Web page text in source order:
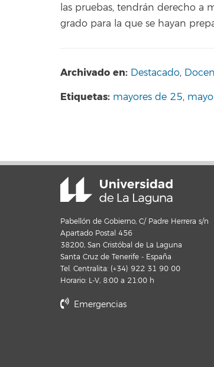
las pruebas, tendrán derecho
grado para la que se hayan
Archivado en: Destacado,
Etiquetas: mayores de 25,
Pabellón de Gobierno, C/ Padre Herrera s/n
Apartado Postal 456
38200, San Cristóbal de La Laguna
Santa Cruz de Tenerife - España
Tel. Centralita: (+34) 922 31 90 00
Horario: L-V, 8:00 a 21:00 h
Emergencias